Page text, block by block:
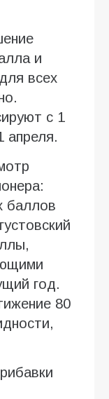
и
всех
с 1
апреля.
баллов
год.
80